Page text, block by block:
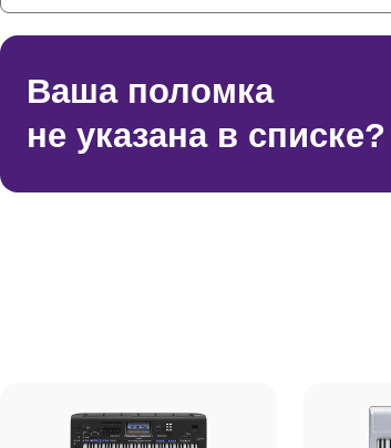
Ремонт токопроводящих резинок
Ремонт механизма клавиш
Ваша поломка
не указана в списке?